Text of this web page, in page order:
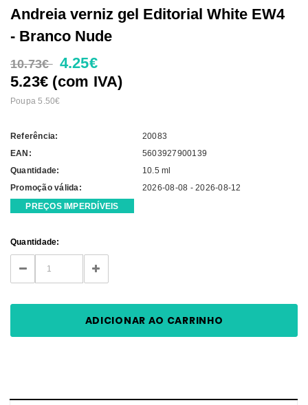
Andreia verniz gel Editorial White EW4
- Branco Nude
10.73€ 4.25€
5.23€ (com IVA)
Poupa 5.50€
Referência:
20083
EAN:
5603927900139
Quantidade:
10.5 ml
Promoção válida:
2026-08-08 - 2026-08-12
PREÇOS IMPERDÍVEIS
Current
Stock:
Quantidade:
DECREASE
QUANTITY:
INCREASE
QUANTITY: